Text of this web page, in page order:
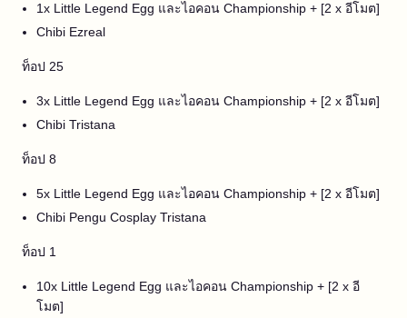
1x Little Legend Egg และไอคอน Championship + [2 x อีโมต]
Chibi Ezreal
ท็อป 25
3x Little Legend Egg และไอคอน Championship + [2 x อีโมต]
Chibi Tristana
ท็อป 8
5x Little Legend Egg และไอคอน Championship + [2 x อีโมต]
Chibi Pengu Cosplay Tristana
ท็อป 1
10x Little Legend Egg และไอคอน Championship + [2 x อี
โมต]